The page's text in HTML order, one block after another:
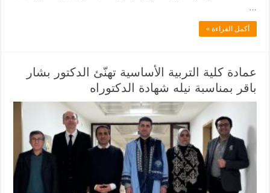
أكمل القراءة »
عمادة كلية التربية الأساسية تهنّئ الدكتور بشار
باقر بمناسبة نيله شهادة الدكتوراه